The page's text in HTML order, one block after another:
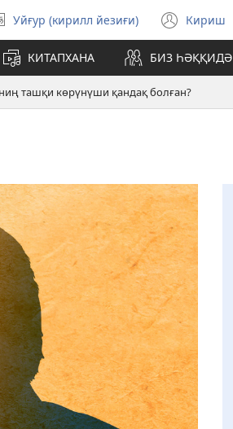
Тил
таллаш
Уйғур (кирилл йезиғи) Кириш
(opens
new
window)
КИТАПХАНА БИЗ ҺӘҚҚИДӘ
ташқи көрүнүши қандақ болған?